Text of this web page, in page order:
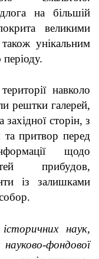
на більшій
великими
унікальним
навколо
рештки галерей,
західної сторін, з
та притвор перед
щодо
прибудов,
із залишками
наук,
науково-фондової